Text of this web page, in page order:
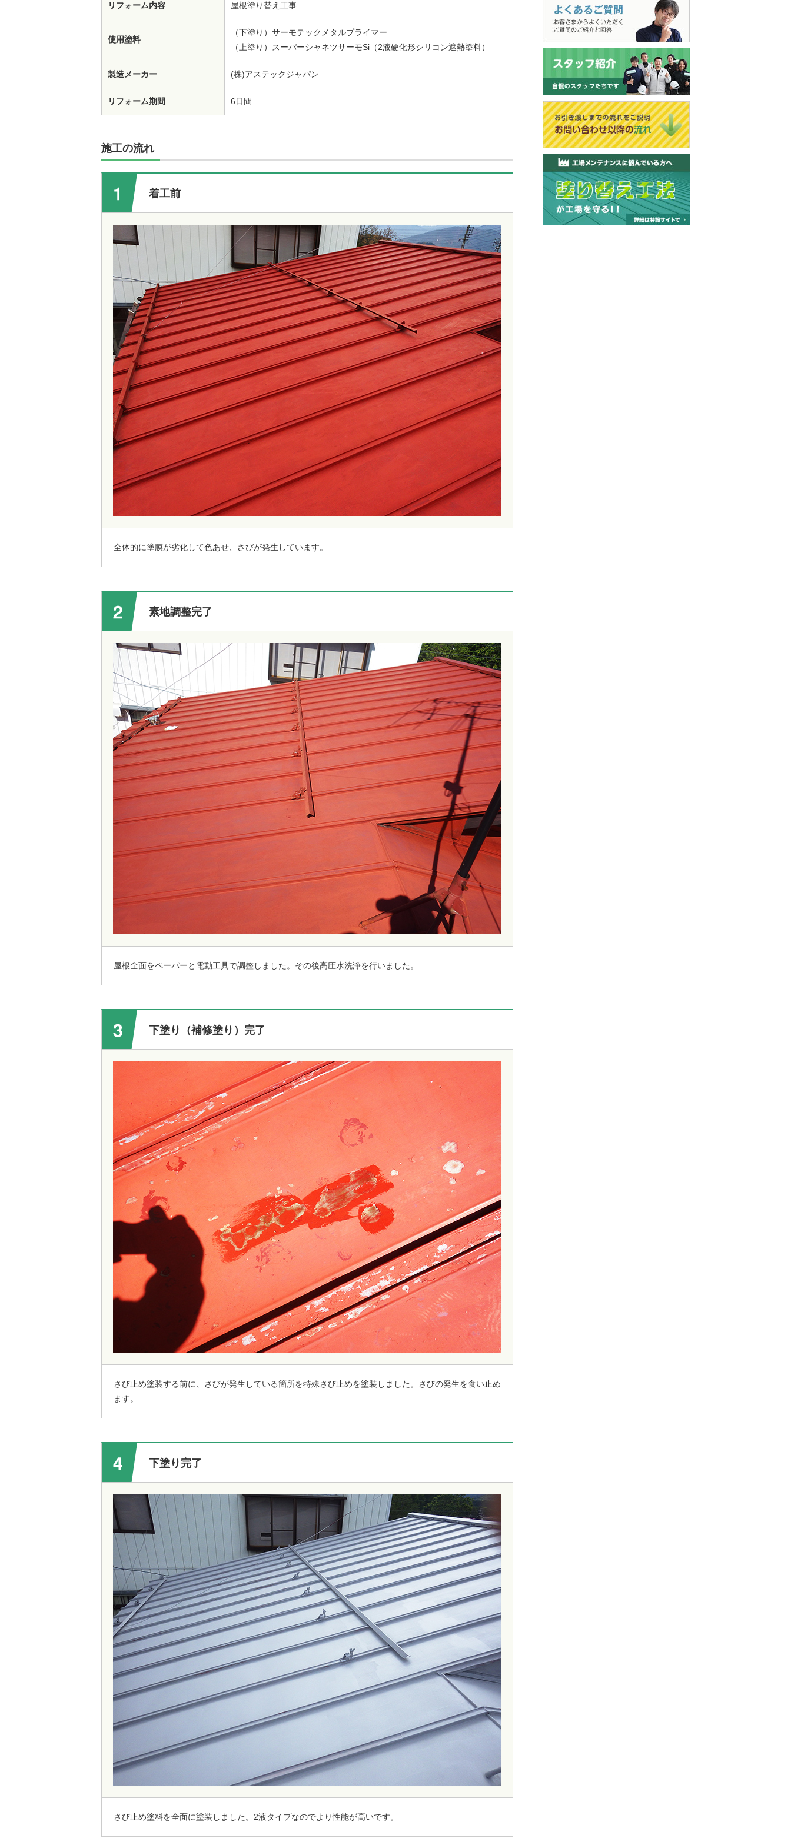
リフォーム内容 屋根塗り替え工事
使用塗料
（下塗り）サーモテックメタルプライマー
（上塗り）スーパーシャネツサーモSi（2液硬化形シリコン遮熱塗料）
製造メーカー (株)アステックジャパン
リフォーム期間 6日間
施工の流れ
着工前
全体的に塗膜が劣化して色あせ、さびが発生しています。
素地調整完了
屋根全面をペーパーと電動工具で調整しました。その後高圧水洗浄を行いました。
下塗り（補修塗り）完了
さび止め塗装する前に、さびが発生している箇所を特殊さび止めを塗装しました。さびの発生を食い止め
ます。
下塗り完了
さび止め塗料を全面に塗装しました。2液タイプなのでより性能が高いです。